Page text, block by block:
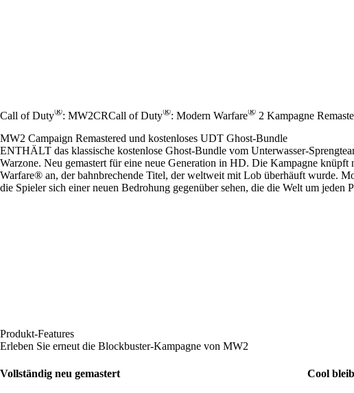
Call of Duty®: MW2CRCall of Duty®: Modern Warfare® 2 Kampagne
MW2 Campaign Remastered und kostenloses UDT Ghost-Bundle
ENTHÄLT das klassische kostenlose Ghost-Bundle vom Unterwasser-
Warzone. Neu gemastert für eine neue Generation in HD. Die Kampagne
Warfare® an, der bahnbrechende Titel, der weltweit mit Lob überhäuft wurde.
die Spieler sich einer neuen Bedrohung gegenüber sehen, die die Welt um jeden
Produkt-Features
Erleben Sie erneut die Blockbuster-Kampagne von MW2
Vollständig neu gemastert Cool